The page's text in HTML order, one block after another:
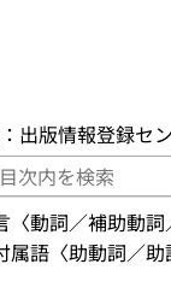
出版情報登録セ
〈動詞／補助動
属語〈助動詞／